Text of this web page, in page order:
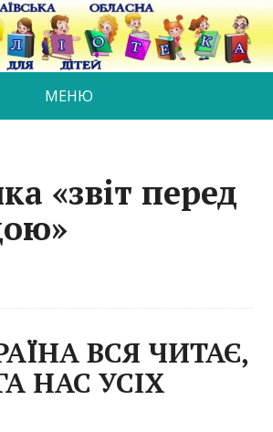
МЕНЮ
«звіт перед
ВСЯ ЧИТАЄ,
НАС УСІХ